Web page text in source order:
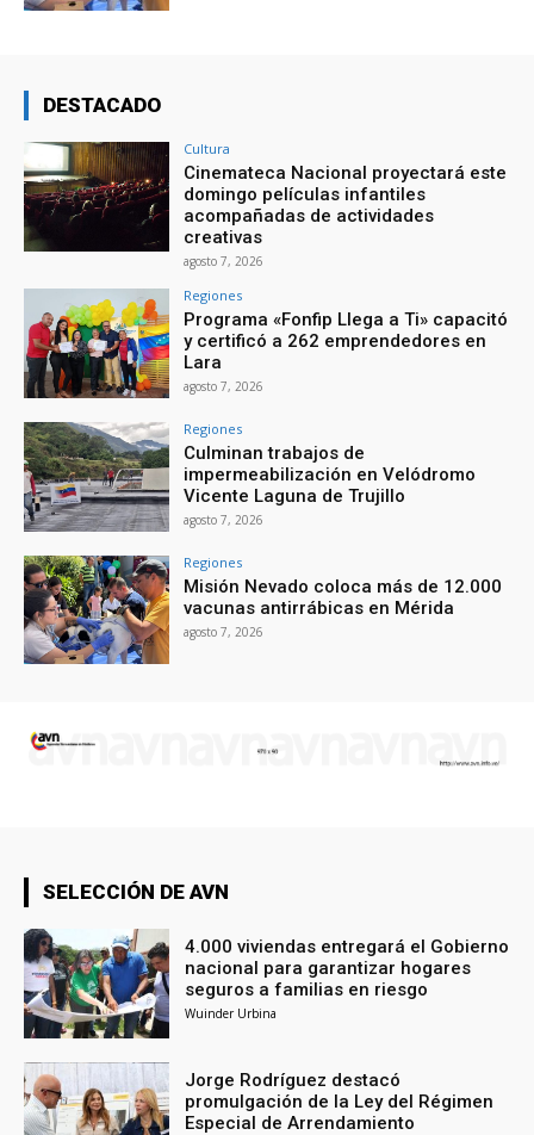
DESTACADO
Cultura
Cinemateca Nacional proyectará este
domingo películas infantiles
acompañadas de actividades
creativas
agosto 7, 2026
Regiones
Programa «Fonfip Llega a Ti» capacitó
y certificó a 262 emprendedores en
Lara
agosto 7, 2026
Regiones
Culminan trabajos de
impermeabilización en Velódromo
Vicente Laguna de Trujillo
agosto 7, 2026
Regiones
Misión Nevado coloca más de 12.000
vacunas antirrábicas en Mérida
agosto 7, 2026
SELECCIÓN DE AVN
4.000 viviendas entregará el Gobierno
nacional para garantizar hogares
seguros a familias en riesgo
Wuinder Urbina
Jorge Rodríguez destacó
promulgación de la Ley del Régimen
Especial de Arrendamiento